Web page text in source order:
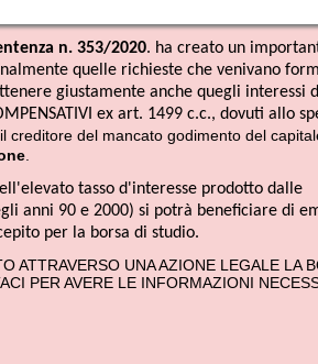
L’INDENNITA’ DI ESCLUSIVITA’
AZIENDE OSPEDALIERE A
L’INDENNITA’ DI ESCLUSIVITA’ E’
legislative prevedono che i dirigenti
indeterminato o determinato, possano optare
di esercitare l'attività libero professionale
modificato dal d.lgs. n. 299/99, ha regolato la